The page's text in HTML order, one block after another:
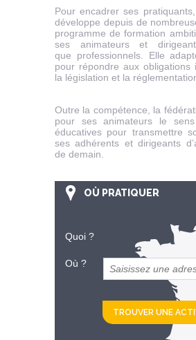
Pour encadrer ses
développe depuis de
programme de formation
ses animateurs et
que professionnels. Elle
pour répondre aux obligations
la législation et la
Outre la compétence, la
pour ses animateurs le
éducatives pour transmettre
ses adhérents et dirigeants
de demain.
OÙ PRATIQUER
Quoi ?
Où ?
et